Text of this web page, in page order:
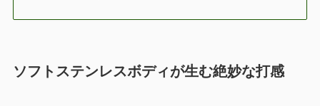
ソフトステンレスボディが生む絶妙な打感